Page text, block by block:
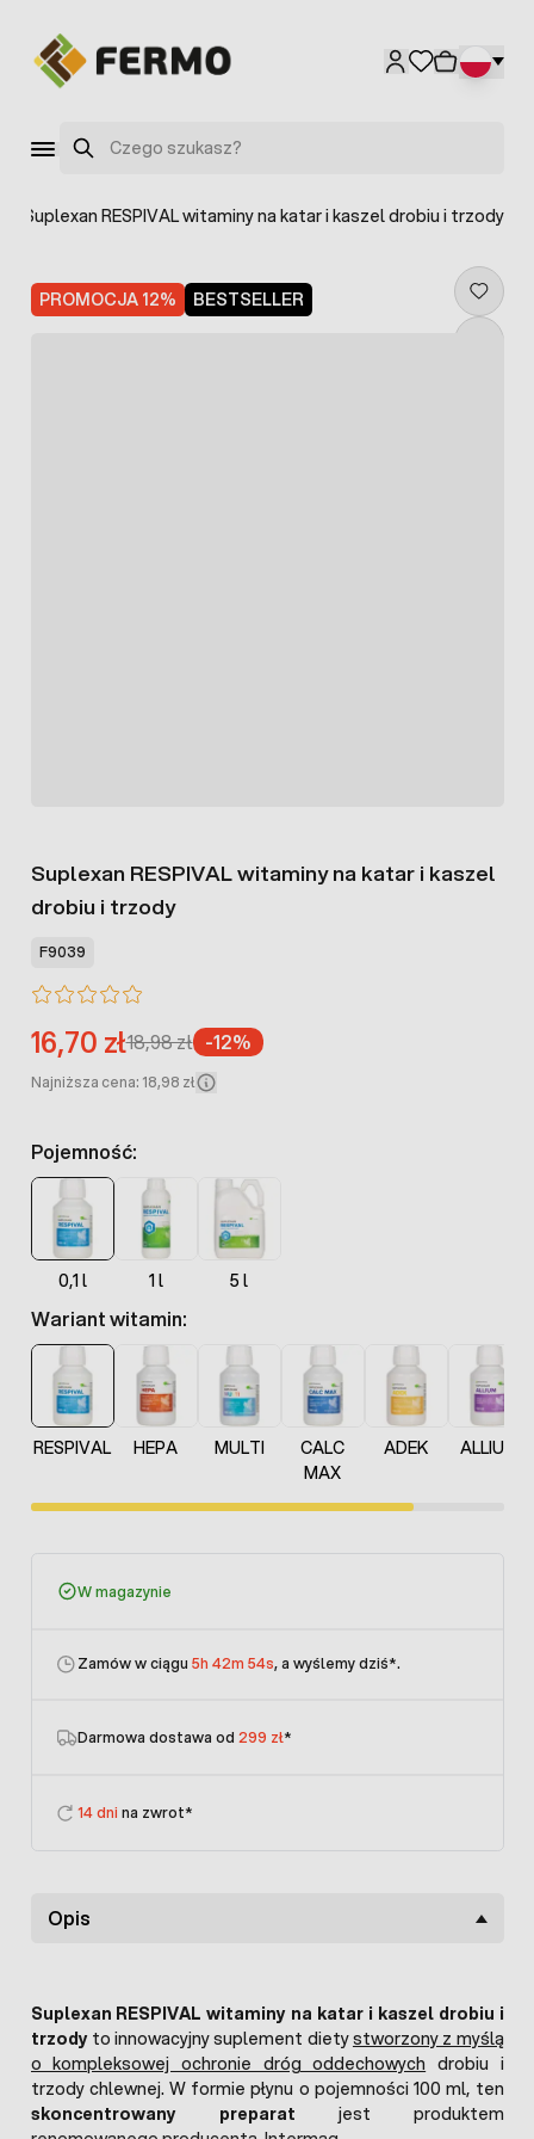
Szukaj
Suplexan RESPIVAL witaminy na katar i kaszel drobiu i trzody
PROMOCJA 12% BESTSELLER
Suplexan RESPIVAL witaminy na katar i kaszel
drobiu i trzody
F9039
16,70 zł18,98 zł -12%
Najniższa cena: 18,98 zł
Pojemność:
0,1 l 1 l 5 l
Wariant witamin:
RESPIVAL HEPA MULTI
CALC
MAX
ADEK ALLIUM
W magazynie
Zamów w ciągu 5h 42m 54s, a wyślemy dziś*.
Darmowa dostawa od 299 zł*
14 dni na zwrot*
Opis
Suplexan RESPIVAL witaminy na katar i kaszel drobiu i
trzodyto innowacyjny suplement dietystworzony z myślą
o kompleksowej ochronie dróg oddechowych drobiu i
trzody chlewnej. W formie płynu o pojemności 100 ml, ten
skoncentrowany preparat jest produktem